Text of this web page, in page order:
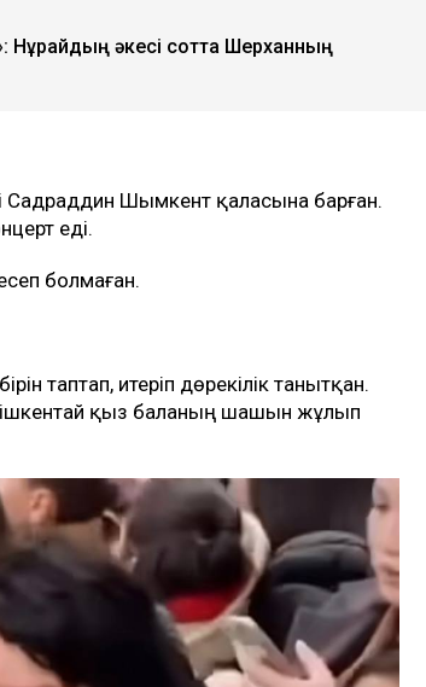
әкесі сотта Шерханның
Садраддин Шымкент қаласына барған.
еді.
болмаған.
таптап, итеріп дөрекілік танытқан.
қыз баланың шашын жұлып